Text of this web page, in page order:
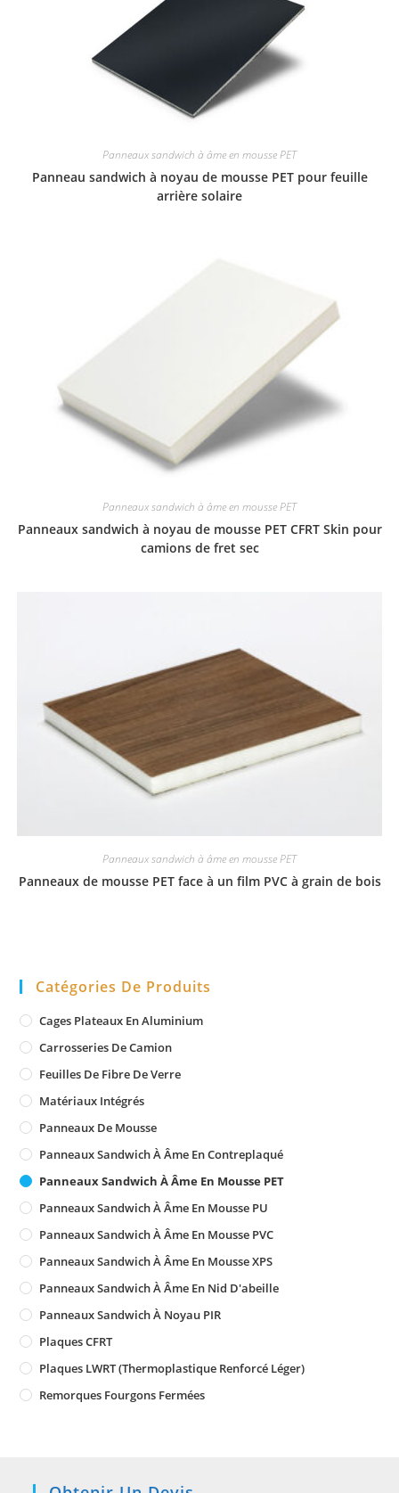
Panneaux sandwich à âme en mousse PET
Panneau sandwich à noyau de mousse PET pour feuille
arrière solaire
Panneaux sandwich à âme en mousse PET
Panneaux sandwich à noyau de mousse PET CFRT Skin pour
camions de fret sec
Panneaux sandwich à âme en mousse PET
Panneaux de mousse PET face à un film PVC à grain de bois
Catégories De Produits
Cages Plateaux En Aluminium
Carrosseries De Camion
Feuilles De Fibre De Verre
Matériaux Intégrés
Panneaux De Mousse
Panneaux Sandwich À Âme En Contreplaqué
Panneaux Sandwich À Âme En Mousse PET
Panneaux Sandwich À Âme En Mousse PU
Panneaux Sandwich À Âme En Mousse PVC
Panneaux Sandwich À Âme En Mousse XPS
Panneaux Sandwich À Âme En Nid D'abeille
Panneaux Sandwich À Noyau PIR
Plaques CFRT
Plaques LWRT (Thermoplastique Renforcé Léger)
Remorques Fourgons Fermées